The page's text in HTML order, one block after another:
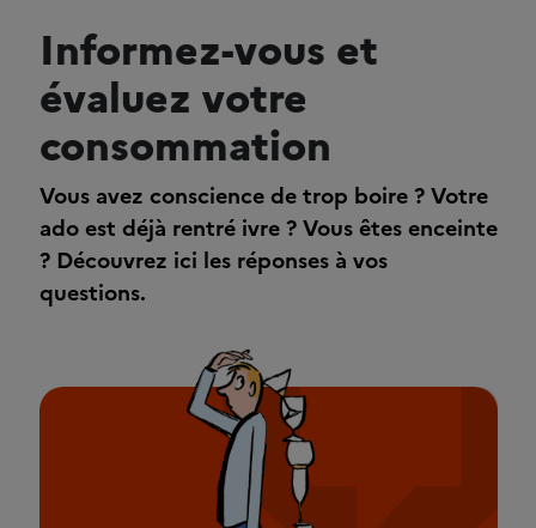
Informez-vous et
évaluez votre
consommation
Vous avez conscience de trop boire ? Votre
ado est déjà rentré ivre ? Vous êtes enceinte
? Découvrez ici les réponses à vos
questions.